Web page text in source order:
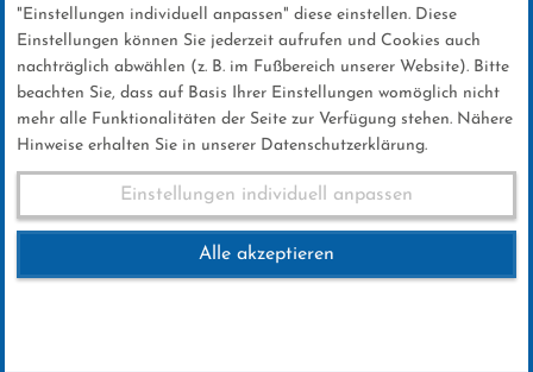
Inhalt
News
FIS Skisprung Weltcup
Willingen 2019
"Einstellungen individuell anpassen" diese einstellen. Diese
Einstellungen können Sie jederzeit aufrufen und Cookies auch
nachträglich abwählen (z. B. im Fußbereich unserer Website). Bitte
beachten Sie, dass auf Basis Ihrer Einstellungen womöglich nicht
mehr alle Funktionalitäten der Seite zur Verfügung stehen. Nähere
Hinweise erhalten Sie in unserer Datenschutzerklärung.
Einstellungen individuell anpassen
Alle akzeptieren